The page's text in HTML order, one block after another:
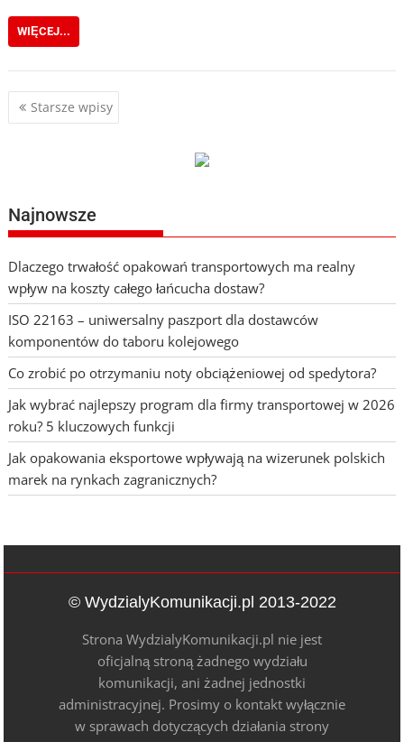
WIĘCEJ...
Nawigacja
Starsze wpisy
Najnowsze
Dlaczego trwałość opakowań transportowych ma realny
wpływ na koszty całego łańcucha dostaw?
ISO 22163 – uniwersalny paszport dla dostawców
komponentów do taboru kolejowego
Co zrobić po otrzymaniu noty obciążeniowej od spedytora?
Jak wybrać najlepszy program dla firmy transportowej w 2026
roku? 5 kluczowych funkcji
Jak opakowania eksportowe wpływają na wizerunek polskich
marek na rynkach zagranicznych?
© WydzialyKomunikacji.pl 2013-2022
Strona WydzialyKomunikacji.pl nie jest
oficjalną stroną żadnego wydziału
komunikacji, ani żadnej jednostki
administracyjnej. Prosimy o kontakt wyłącznie
w sprawach dotyczących działania strony